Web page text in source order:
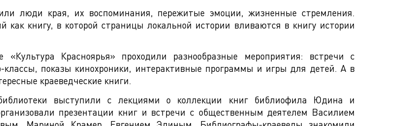
люди края, их воспоминания, пережитые эмоции, жизненные стремления.
как книгу, в которой страницы локальной истории вливаются в книгу истории
Красноярья» проходили разнообразные мероприятия: встречи с
классы, показы кинохроники, интерактивные программы и игры для детей. А в
краеведческие книги.
выступили с лекциями о коллекции книг библиофила Юдина и
презентации книг и встречи с общественным деятелем Василием